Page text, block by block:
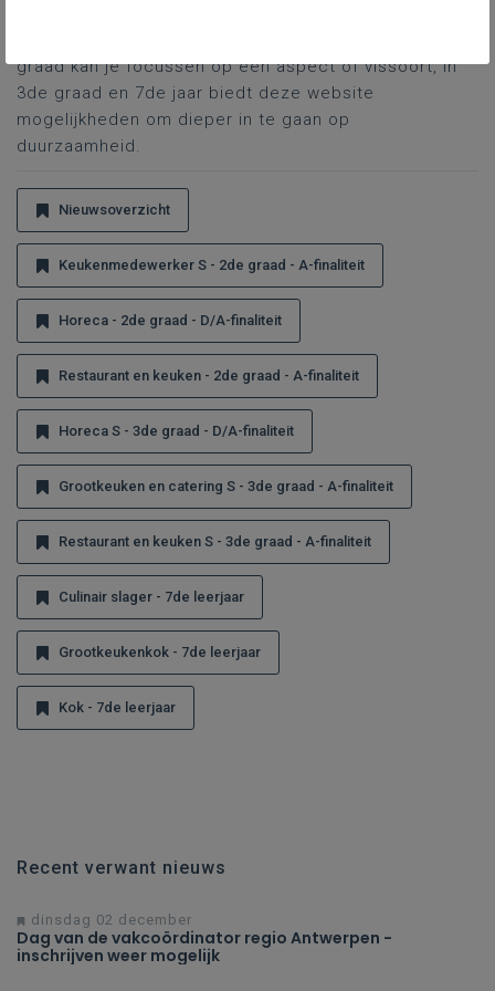
graad kan je focussen op één aspect of vissoort, in
3de graad en 7de jaar biedt deze website
mogelijkheden om dieper in te gaan op
duurzaamheid.
Nieuwsoverzicht
Keukenmedewerker S - 2de graad - A-finaliteit
Horeca - 2de graad - D/A-finaliteit
Restaurant en keuken - 2de graad - A-finaliteit
Horeca S - 3de graad - D/A-finaliteit
Grootkeuken en catering S - 3de graad - A-finaliteit
Restaurant en keuken S - 3de graad - A-finaliteit
Culinair slager - 7de leerjaar
Grootkeukenkok - 7de leerjaar
Kok - 7de leerjaar
Recent verwant nieuws
dinsdag 02 december
Dag van de vakcoördinator regio Antwerpen -
inschrijven weer mogelijk